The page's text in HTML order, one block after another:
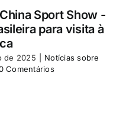
Sport Show -
para visita à
de 2025
Notícias sobre
Comentários